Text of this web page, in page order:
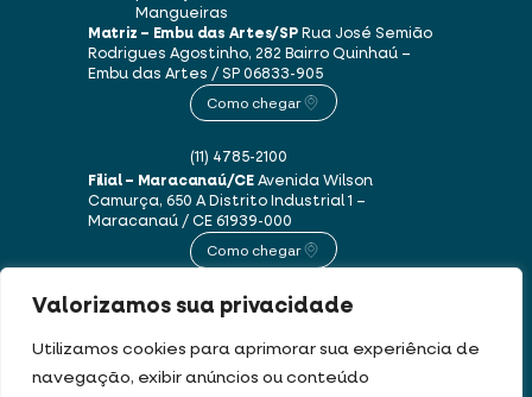
Valorizamos sua privacidade
Utilizamos cookies para aprimorar sua experiência de
navegação, exibir anúncios ou conteúdo
Mangueiras
Matriz – Embu das Artes/SPRua José Semião
Rodrigues Agostinho, 282 Bairro Quinhaú –
Embu das Artes / SP06833-905
Como chegar
(11) 4785-2100
Filial – Maracanaú/CEAvenida Wilson
Camurça, 650 ADistrito Industrial 1 –
Maracanaú / CE61939-000
Como chegar
(85) 3250-1235